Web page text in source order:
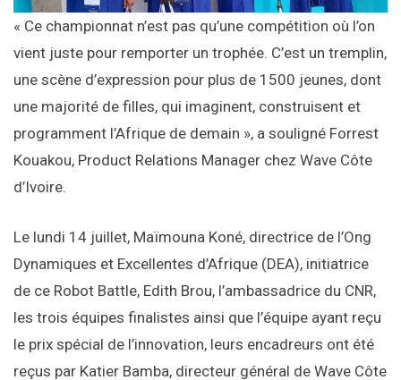
« Ce championnat n’est pas qu’une compétition où l’on
vient juste pour remporter un trophée. C’est un tremplin,
une scène d’expression pour plus de 1500 jeunes, dont
une majorité de filles, qui imaginent, construisent et
programment l’Afrique de demain », a souligné Forrest
Kouakou, Product Relations Manager chez Wave Côte
d’Ivoire.
Le lundi 14 juillet, Maïmouna Koné, directrice de l’Ong
Dynamiques et Excellentes d’Afrique (DEA), initiatrice
de ce Robot Battle, Edith Brou, l’ambassadrice du CNR,
les trois équipes finalistes ainsi que l’équipe ayant reçu
le prix spécial de l’innovation, leurs encadreurs ont été
reçus par Katier Bamba, directeur général de Wave Côte